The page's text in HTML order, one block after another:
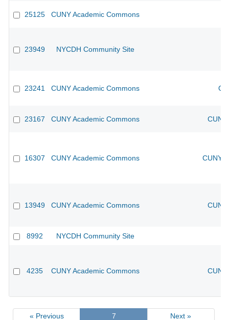
25125 CUNY Academic Commons
23949 NYCDH Community Site
23241 CUNY Academic Commons
23167 CUNY Academic Commons
16307 CUNY Academic Commons CUNY
13949 CUNY Academic Commons
8992 NYCDH Community Site
4235 CUNY Academic Commons
« Previous 7 Next »